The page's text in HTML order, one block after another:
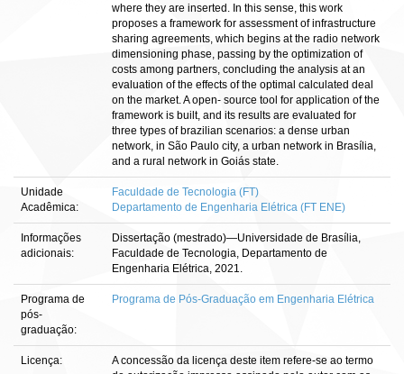
where they are inserted. In this sense, this work
proposes a framework for assessment of infrastructure
sharing agreements, which begins at the radio network
dimensioning phase, passing by the optimization of
costs among partners, concluding the analysis at an
evaluation of the effects of the optimal calculated deal
on the market. A open- source tool for application of the
framework is built, and its results are evaluated for
three types of brazilian scenarios: a dense urban
network, in São Paulo city, a urban network in Brasília,
and a rural network in Goiás state.
Unidade
Acadêmica:
Faculdade de Tecnologia (FT)
Departamento de Engenharia Elétrica (FT ENE)
Informações
adicionais:
Dissertação (mestrado)—Universidade de Brasília,
Faculdade de Tecnologia, Departamento de
Engenharia Elétrica, 2021.
Programa de
pós-
graduação:
Programa de Pós-Graduação em Engenharia Elétrica
Licença:
A concessão da licença deste item refere-se ao termo